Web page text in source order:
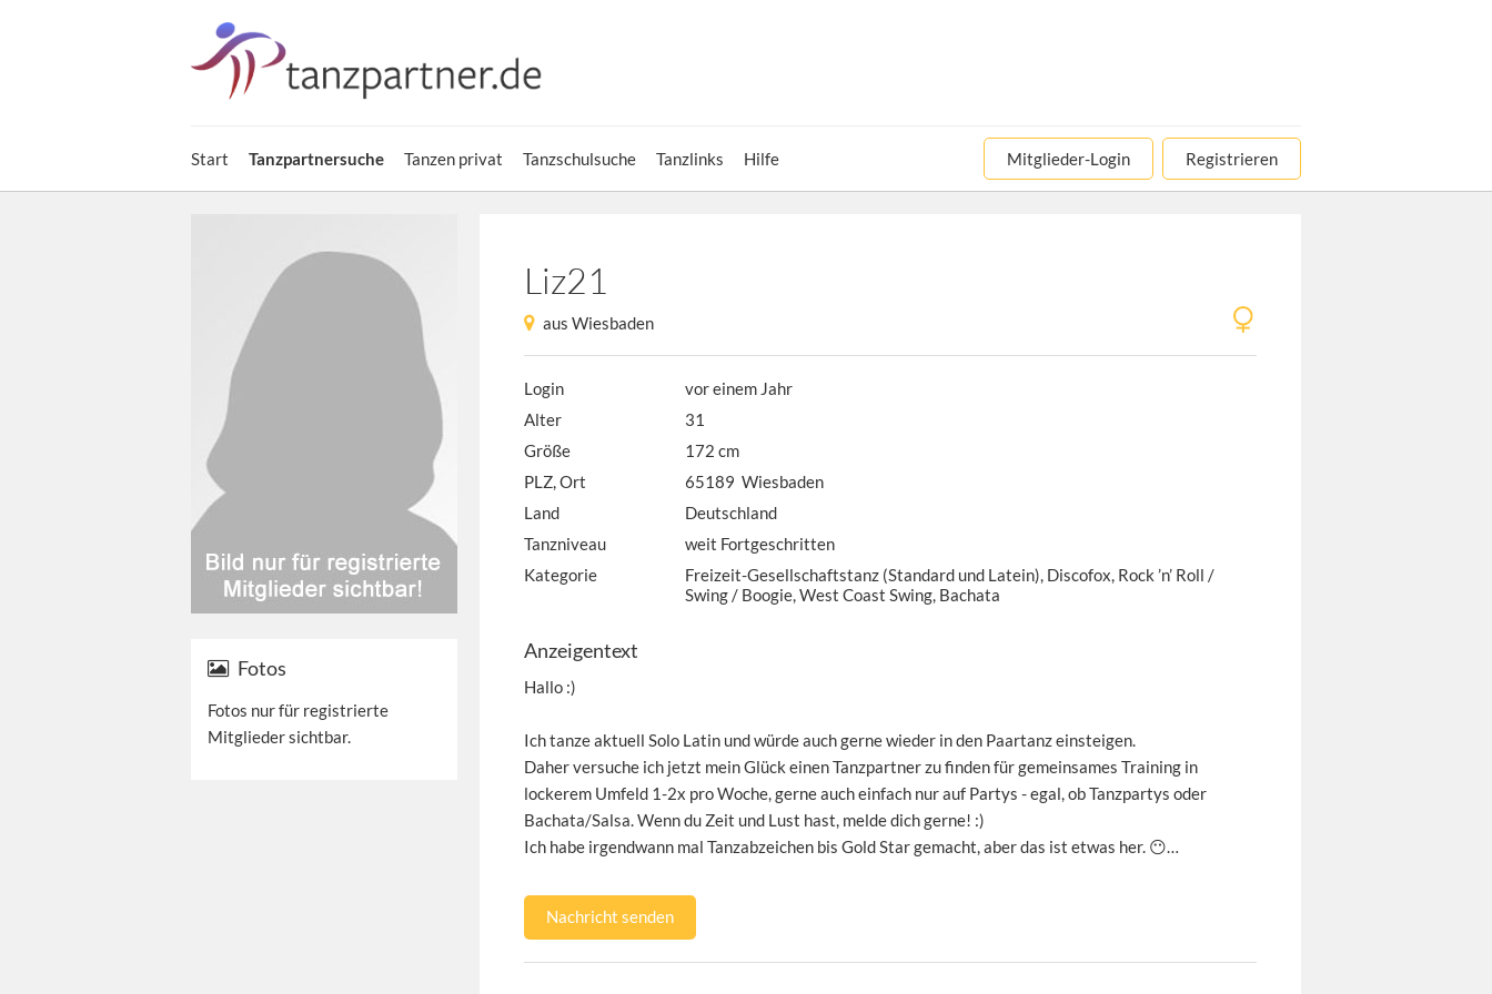
Start Tanzpartnersuche Tanzen privat Tanzschulsuche Tanzlinks Hilfe Mitglieder-Login Registrieren
Fotos
Fotos nur für registrierte
Mitglieder sichtbar.
Liz21
aus Wiesbaden
Login
vor einem Jahr
Alter
31
Größe
172 cm
PLZ, Ort
65189 Wiesbaden
Land
Deutschland
Tanzniveau
weit Fortgeschritten
Kategorie
Freizeit-Gesellschaftstanz (Standard und Latein), Discofox, Rock ’n’ Roll /
Swing / Boogie, West Coast Swing, Bachata
Anzeigentext
Hallo :)
Ich tanze aktuell Solo Latin und würde auch gerne wieder in den Paartanz einsteigen.
Daher versuche ich jetzt mein Glück einen Tanzpartner zu finden für gemeinsames Training in
lockerem Umfeld 1-2x pro Woche, gerne auch einfach nur auf Partys - egal, ob Tanzpartys oder
Bachata/Salsa. Wenn du Zeit und Lust hast, melde dich gerne! :)
Ich habe irgendwann mal Tanzabzeichen bis Gold Star gemacht, aber das ist etwas her. 😶…
Nachricht senden